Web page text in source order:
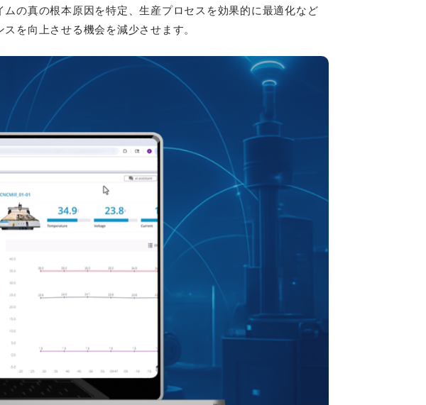
の真の根本原因を特定、生産プロセスを効果的に最適化など
を向上させる機会を減少させます。